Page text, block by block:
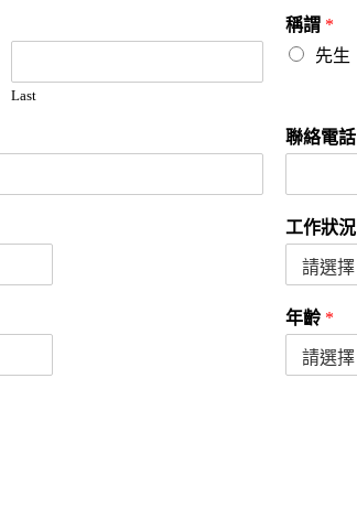
Last
稱謂 *
先生
聯絡電話
工作狀況
年齡 *